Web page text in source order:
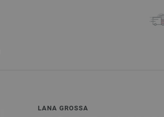
LANA GROSSA